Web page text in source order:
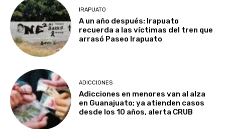
IRAPUATO
A un año después: Irapuato
recuerda a las víctimas del tren que
arrasó Paseo Irapuato
ADICCIONES
Adicciones en menores van al alza
en Guanajuato; ya atienden casos
desde los 10 años, alerta CRUB